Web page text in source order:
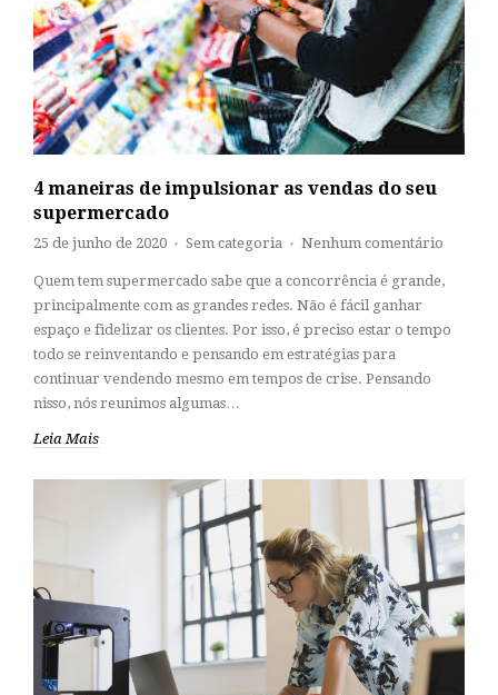
4 maneiras de impulsionar as vendas do seu
supermercado
25 de junho de 2020 ♦ Sem categoria ♦ Nenhum comentário
Quem tem supermercado sabe que a concorrência é grande,
principalmente com as grandes redes. Não é fácil ganhar
espaço e fidelizar os clientes. Por isso, é preciso estar o tempo
todo se reinventando e pensando em estratégias para
continuar vendendo mesmo em tempos de crise. Pensando
nisso, nós reunimos algumas…
Leia Mais